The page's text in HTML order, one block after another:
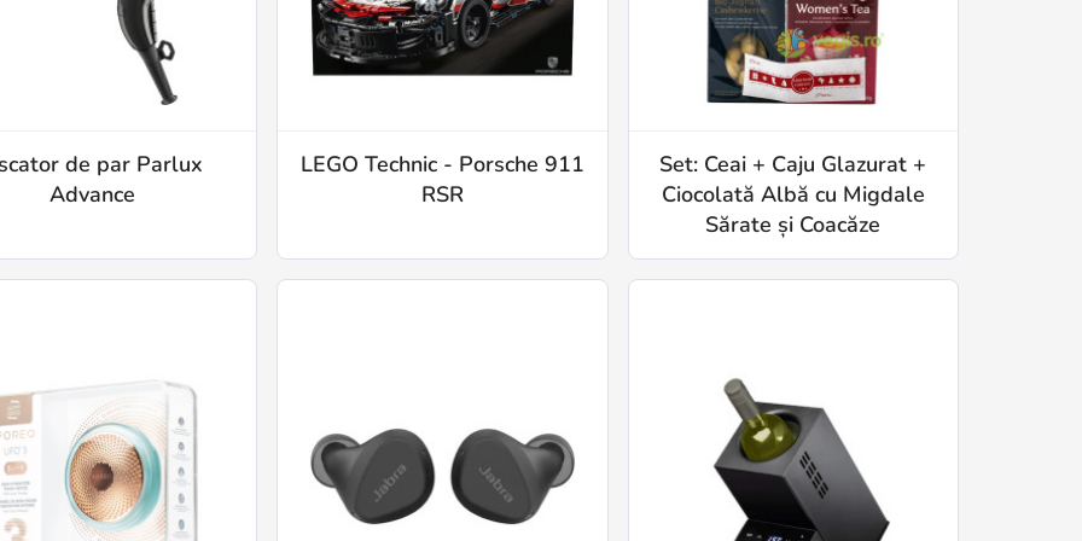
de par Parlux
Advance
LEGO Technic - Porsche 911
RSR
Set: Ceai + Caju Glazurat +
Ciocolată Albă cu Migdale
Sărate și Coacăze